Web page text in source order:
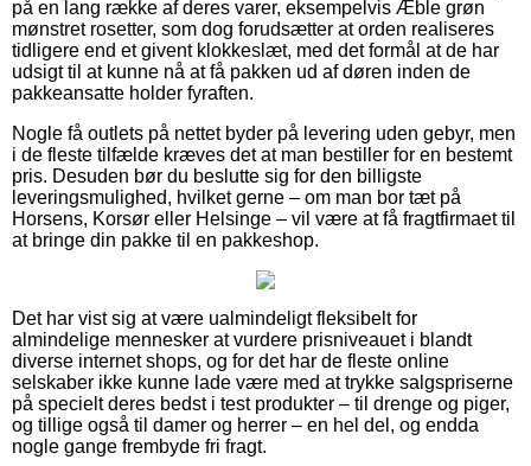
på en lang række af deres varer, eksempelvis Æble grøn
mønstret rosetter, som dog forudsætter at orden realiseres
tidligere end et givent klokkeslæt, med det formål at de har
udsigt til at kunne nå at få pakken ud af døren inden de
pakkeansatte holder fyraften.
Nogle få outlets på nettet byder på levering uden gebyr, men
i de fleste tilfælde kræves det at man bestiller for en bestemt
pris. Desuden bør du beslutte sig for den billigste
leveringsmulighed, hvilket gerne – om man bor tæt på
Horsens, Korsør eller Helsinge – vil være at få fragtfirmaet til
at bringe din pakke til en pakkeshop.
Det har vist sig at være ualmindeligt fleksibelt for
almindelige mennesker at vurdere prisniveauet i blandt
diverse internet shops, og for det har de fleste online
selskaber ikke kunne lade være med at trykke salgspriserne
på specielt deres bedst i test produkter – til drenge og piger,
og tillige også til damer og herrer – en hel del, og endda
nogle gange frembyde fri fragt.